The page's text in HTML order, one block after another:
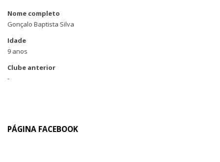
Nome completo
Gonçalo Baptista Silva
Idade
9 anos
Clube anterior
-
PÁGINA FACEBOOK